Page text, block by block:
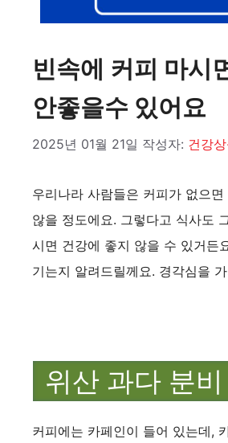
빈속에 커피 마시
안좋을수 있어요
2025년 01월 21일 작성자: 건강
우리나라 사람들은 커피가 없으
않을 정도에요. 그렇다고 식사도
시면 건강에 좋지 않을 수 있거든
기는지 알려드릴께요. 경각심을
위산 과다 분비
커피에는 카페인이 들어 있는데,